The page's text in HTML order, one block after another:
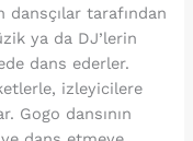
tarafından
ya da DJ’lerin
dans ederler.
izleyicilere
Gogo dansının